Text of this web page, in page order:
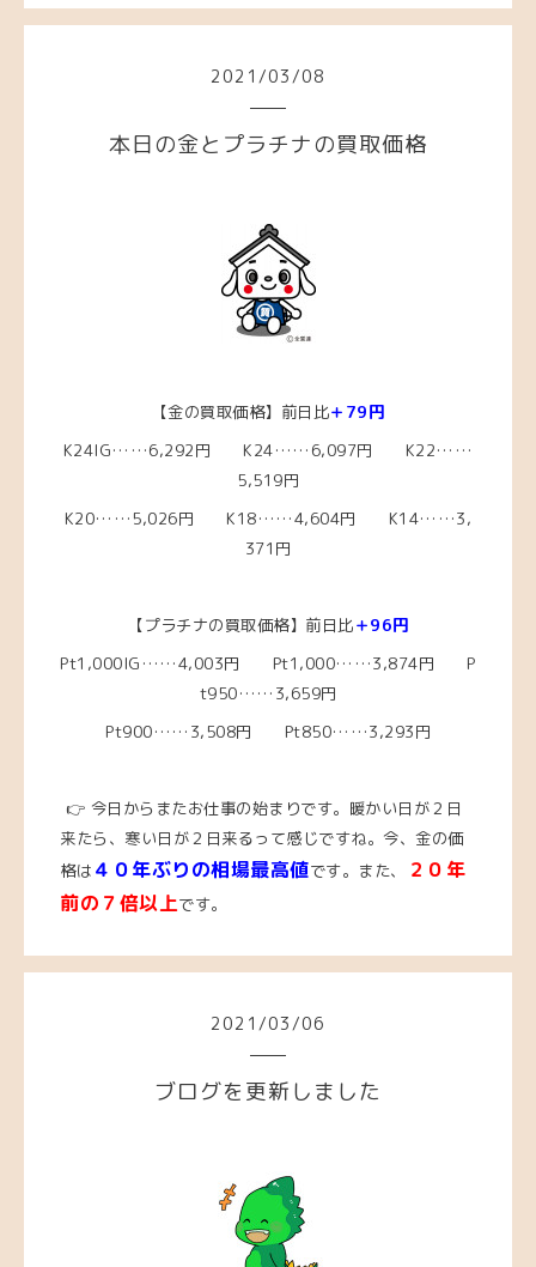
2021 /03/08
本日の金とプラチナの買取価格
【金の買取価格】前日比＋79円
K24IG……6,292円 K24……6,097円 K22……
5,519円
K20……5,026円 K18……4,604円 K14……3,
371円
【プラチナの買取価格】前日比＋96円
Pt1,000IG……4,003円 Pt1,000……3,874円 P
t950……3,659円
Pt900……3,508円 Pt850……3,293円
👉 今日からまたお仕事の始まりです。暖かい日が２日
来たら、寒い日が２日来るって感じですね。 今、金の価
格は ４０年ぶりの相場最高値です。また、
２０年
前の７倍以上です。
2021 /03 /06
ブログを更新しました